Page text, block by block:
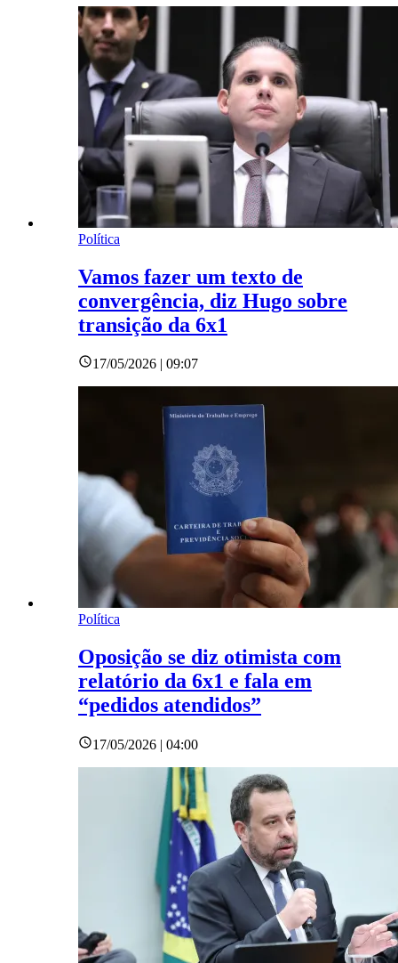
Política
Vamos fazer um texto de
convergência, diz Hugo sobre
transição da 6x1
17/05/2026 | 09:07
Política
Oposição se diz otimista com
relatório da 6x1 e fala em
“pedidos atendidos”
17/05/2026 | 04:00